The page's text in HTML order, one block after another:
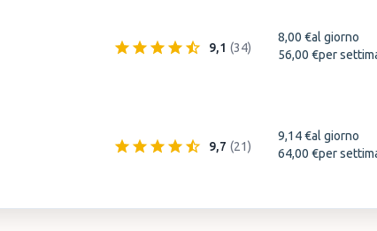
9,1 (34)
8,00 €al giorno
56,00 €per
9,7 (21)
9,14 €al giorno
64,00 €per